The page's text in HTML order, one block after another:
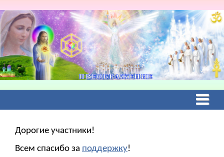
Дорогие участники!
Всем спасибо за поддержку!